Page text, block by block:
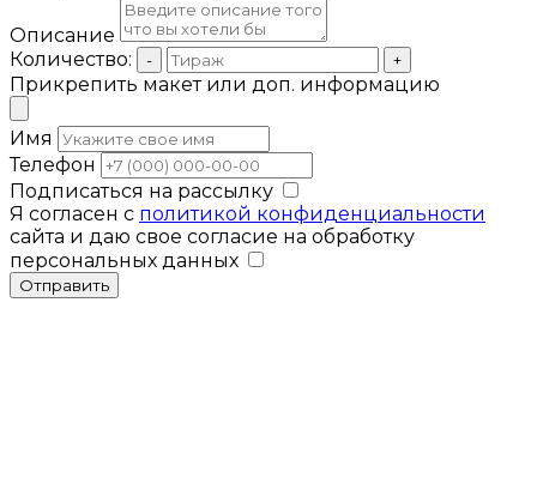
Описание
Количество:
- +
Прикрепить макет или доп. информацию
Имя
Телефон
Подписаться на рассылку
Я согласен с политикой конфиденциальности
сайта и даю свое согласие на обработку
персональных данных
Отправить